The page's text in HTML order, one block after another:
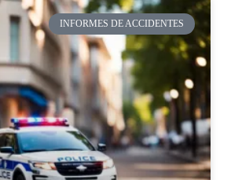
INFORMES DE ACCIDENTES